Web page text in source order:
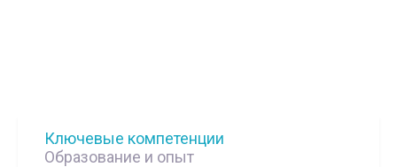
Ключевые компетенции
Образование и опыт